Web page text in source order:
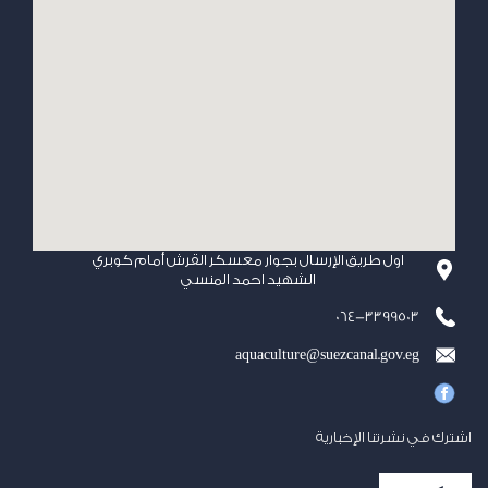
اول طريق الإرسال بجوار معسكر القرش أمام كوبري
الشهيد احمد المنسي
064-3399503
aquaculture@suezcanal.gov.eg
اشترك في نشرتنا الإخبارية